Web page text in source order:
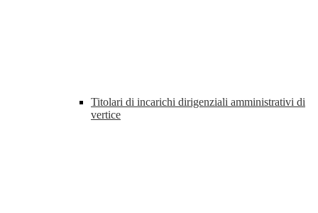
Titolari di incarichi dirigenziali amministrativi di
vertice